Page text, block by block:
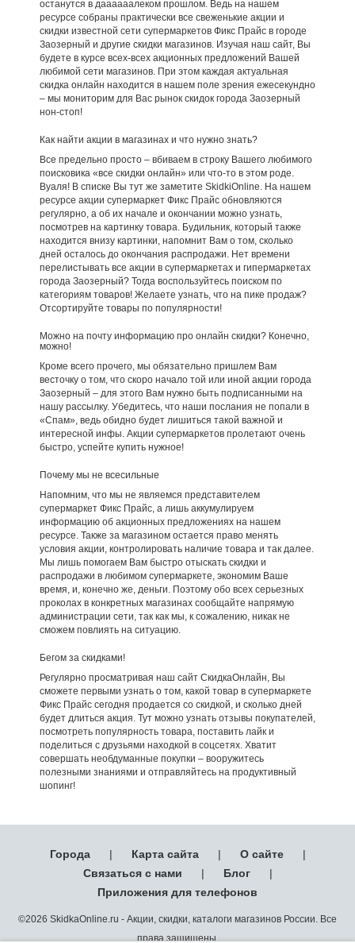
останутся в даааааалеком прошлом. Ведь на нашем
ресурсе собраны практически все свеженькие акции и
скидки известной сети супермаркетов Фикс Прайс в городе
Заозерный и другие скидки магазинов. Изучая наш сайт, Вы
будете в курсе всех-всех акционных предложений Вашей
любимой сети магазинов. При этом каждая актуальная
скидка онлайн находится в нашем поле зрения ежесекундно
– мы мониторим для Вас рынок скидок города Заозерный
нон-стоп!
Как найти акции в магазинах и что нужно знать?
Все предельно просто – вбиваем в строку Вашего любимого
поисковика «все скидки онлайн» или что-то в этом роде.
Вуаля! В списке Вы тут же заметите SkidkiOnline. На нашем
ресурсе акции супермаркет Фикс Прайс обновляются
регулярно, а об их начале и окончании можно узнать,
посмотрев на картинку товара. Будильник, который также
находится внизу картинки, напомнит Вам о том, сколько
дней осталось до окончания распродажи. Нет времени
перелистывать все акции в супермаркетах и гипермаркетах
города Заозерный? Тогда воспользуйтесь поиском по
категориям товаров! Желаете узнать, что на пике продаж?
Отсортируйте товары по популярности!
Можно на почту информацию про онлайн скидки? Конечно,
можно!
Кроме всего прочего, мы обязательно пришлем Вам
весточку о том, что скоро начало той или иной акции города
Заозерный – для этого Вам нужно быть подписанными на
нашу рассылку. Убедитесь, что наши послания не попали в
«Спам», ведь обидно будет лишиться такой важной и
интересной инфы. Акции супермаркетов пролетают очень
быстро, успейте купить нужное!
Почему мы не всесильные
Напомним, что мы не являемся представителем
супермаркет Фикс Прайс, а лишь аккумулируем
информацию об акционных предложениях на нашем
ресурсе. Также за магазином остается право менять
условия акции, контролировать наличие товара и так далее.
Мы лишь помогаем Вам быстро отыскать скидки и
распродажи в любимом супермаркете, экономим Ваше
время, и, конечно же, деньги. Поэтому обо всех серьезных
проколах в конкретных магазинах сообщайте напрямую
администрации сети, так как мы, к сожалению, никак не
сможем повлиять на ситуацию.
Бегом за скидками!
Регулярно просматривая наш сайт СкидкаОнлайн, Вы
сможете первыми узнать о том, какой товар в супермаркете
Фикс Прайс сегодня продается со скидкой, и сколько дней
будет длиться акция. Тут можно узнать отзывы покупателей,
посмотреть популярность товара, поставить лайк и
поделиться с друзьями находкой в соцсетях. Хватит
совершать необдуманные покупки – вооружитесь
полезными знаниями и отправляйтесь на продуктивный
шопинг!
Города | Карта сайта | О сайте
|
Связаться с нами
| Блог
|
Приложения для телефонов
©2026 SkidkaOnline.ru - Акции, скидки, каталоги магазинов России. Все
права защищены.